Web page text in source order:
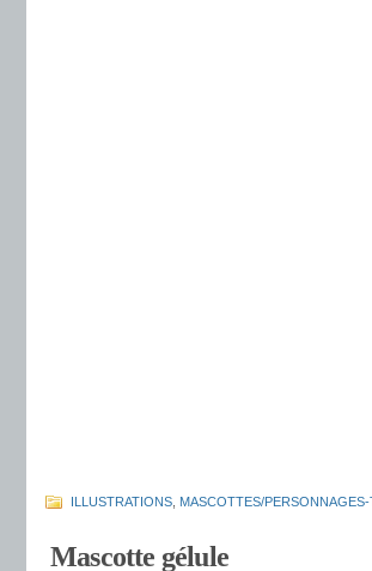
ILLUSTRATIONS MASCOTTES/PERSONNAGES-
Mascotte gélule